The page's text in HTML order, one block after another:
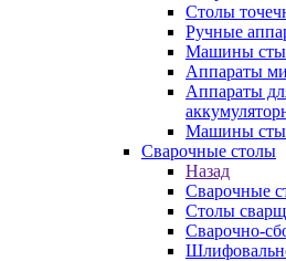
Столы
Ручные
Машины
Аппараты
Аппараты
Машины
Сварочные столы
Назад
Сварочные
Столы
Сварочно-